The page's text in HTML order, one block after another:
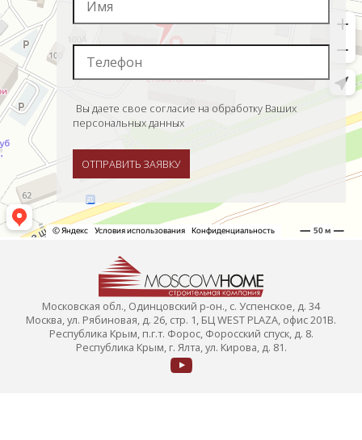
Вы даете свое согласие на обработку Ваших
персональных данных
ОТПРАВИТЬ ЗАЯВКУ
Московская обл., Одинцовский р-он., с. Успенское, д. 34
Москва, ул. Рябиновая, д. 26, стр. 1, БЦ WEST PLAZA, офис 201В.
Республика Крым, п.г.т. Форос, Форосский спуск, д. 8.
Республика Крым, г. Ялта, ул. Кирова, д. 81.